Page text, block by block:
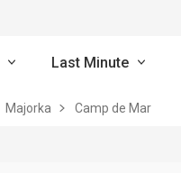
Last Minute
Majorka Camp de Mar